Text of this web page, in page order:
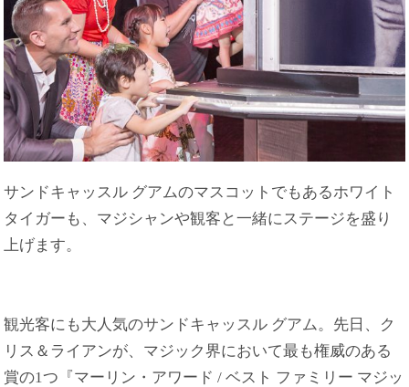
サンドキャッスル グアムのマスコットでもあるホワイト
タイガーも、マジシャンや観客と一緒にステージを盛り
上げます。
観光客にも大人気のサンドキャッスル グアム。先日、ク
リス＆ライアンが、マジック界において最も権威のある
賞の1つ『マーリン・アワード / ベスト ファミリー マジッ